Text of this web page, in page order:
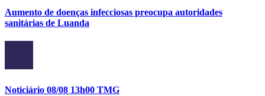
Aumento de doenças infecciosas preocupa autoridades
sanitárias de Luanda
Noticiário 08/08 13h00 TMG